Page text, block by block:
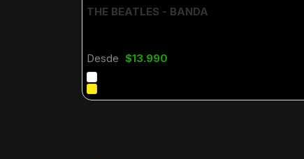
THE BEATLES - BANDA
Desde $13.990